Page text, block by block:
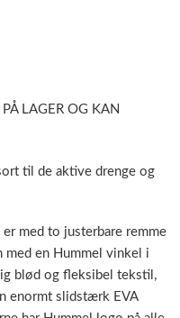
LAGER OG KAN
til de aktive drenge og
med to justerbare remme
en Hummel vinkel i
blød og fleksibel tekstil,
enormt slidstærk EVA